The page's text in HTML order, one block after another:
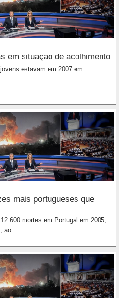
em situação de acolhimento
estavam em 2007 em
mais portugueses que
mortes em Portugal em 2005,
ao...